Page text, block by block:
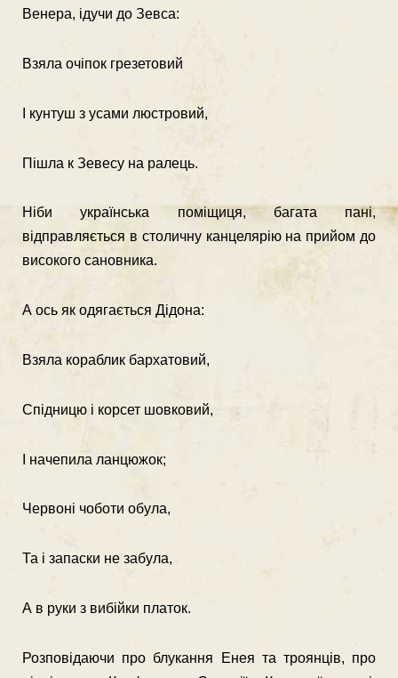
Венера, ідучи до Зевса:
Взяла очіпок грезетовий
І кунтуш з усами люстровий,
Пішла к Зевесу на ралець.
Ніби українська поміщиця, багата пані,
відправляється в столичну канцелярію на прийом до
високого сановника.
А ось як одягається Дідона:
Взяла кораблик бархатовий,
Спідницю і корсет шовковий,
І начепила ланцюжок;
Червоні чоботи обула,
Та і запаски не забула,
А в руки з вибійки платок.
Розповідаючи про блукання Енея та троянців, про